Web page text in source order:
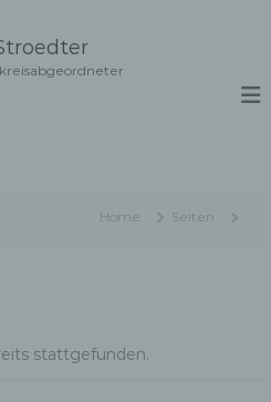
Home Seiten
stattgefunden.